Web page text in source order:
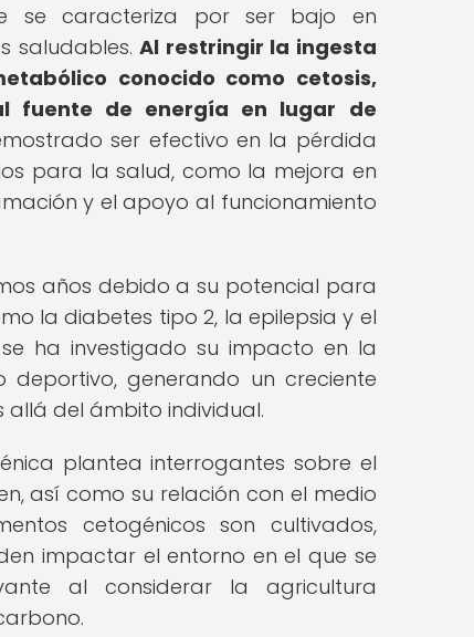
se caracteriza por ser bajo en
saludables.Al restringir la ingesta
conocido como cetosis,
fuente de energía en lugar de
ser efectivo en la pérdida
para la salud, como la mejora en
y el apoyo al funcionamiento
años debido a su potencial para
la diabetes tipo 2, la epilepsia y el
ha investigado su impacto en la
generando un creciente
allá del ámbito individual.
plantea interrogantes sobre el
así como su relación con el medio
cetogénicos son cultivados,
impactar el entorno en el que se
al considerar la agricultura